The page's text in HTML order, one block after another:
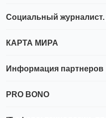
Социальный
КАРТА МИРА
Информация партнеров
PRO BONO